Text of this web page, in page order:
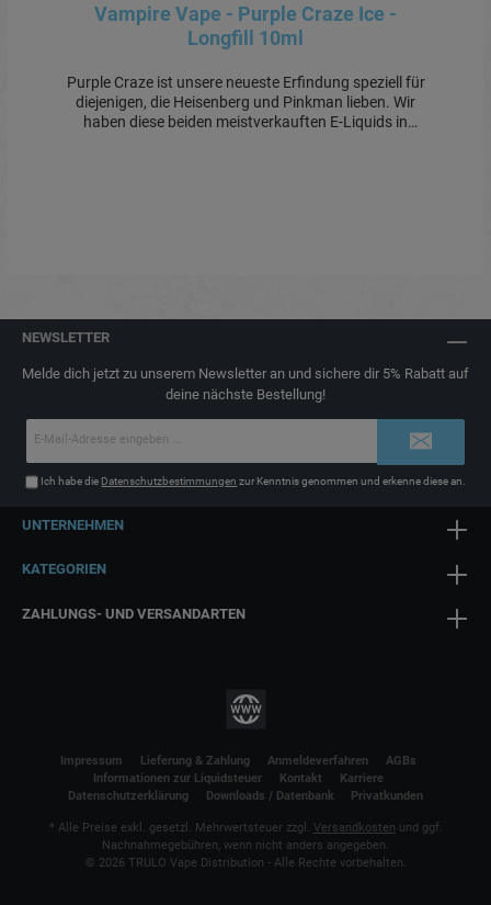
Vampire Vape - Purple Craze Ice -
Longfill 10ml
Purple Craze ist unsere neueste Erfindung speziell für
diejenigen, die Heisenberg und Pinkman lieben. Wir
haben diese beiden meistverkauften E-Liquids in
NEWSLETTER
Melde dich jetzt zu unserem Newsletter an und sichere dir 5% Rabatt auf
deine nächste Bestellung!
Adresse*
Ich habe die Datenschutzbestimmungen zur Kenntnis genommen und erkenne diese an.
UNTERNEHMEN
KATEGORIEN
ZAHLUNGS- UND VERSANDARTEN
Impressum Lieferung & Zahlung Anmeldeverfahren
AGBs
Informationen zur Liquidsteuer
Kontakt
Karriere
Datenschutzerklärung
Downloads / Datenbank Privatkunden
* Alle Preise exkl. gesetzl. Mehrwertsteuer zzgl. Versandkosten und ggf.
Nachnahmegebühren, wenn nicht anders angegeben.
© 2026 TRULO Vape Distribution - Alle Rechte vorbehalten.